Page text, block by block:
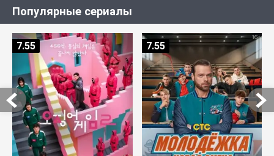
Популярные сериалы
7.55 7.55